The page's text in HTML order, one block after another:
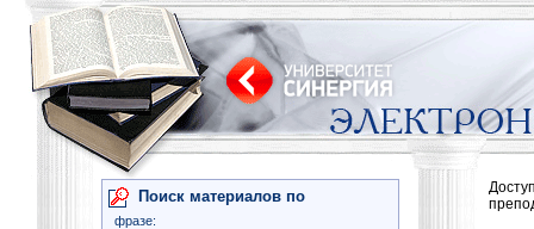
Поиск материалов по
фразе: